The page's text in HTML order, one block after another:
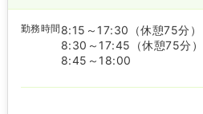
勤務時間 8:15～17:30
（休憩75分）
8:30～17:45
（休憩75分）
8:45～18:00